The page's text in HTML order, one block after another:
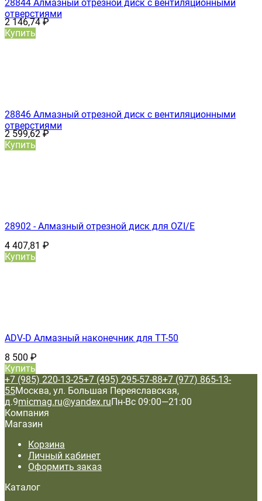
28844 Алмазный отрезной диск с вентиляционными
отверстиями
2 146,74₽
Купить
28846 Алмазный отрезной диск с вентиляционными
отверстиями
2 599,62₽
Купить
28902 - Алмазный отрезной диск для OZI/E
4 407,81 ₽
Купить
ADV-D Алмазный наконечник для TT-50
8 500 ₽
Купить
+7 (985) 220-13-25+7 (495) 295-57-88+7 (977) 865-13-
55Москва, ул. Большая Переяславская,
д.9micmag.ru@yandex.ruПн-Вс 09:00—21:00
Компания
Магазин
Корзина
Личный кабинет
Оформить заказ
Каталог